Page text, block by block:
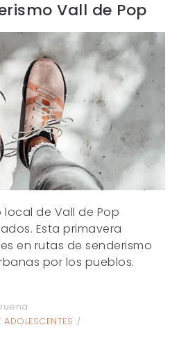
Vall de Pop
de Vall de Pop
Esta primavera
en rutas de senderismo
por los pueblos.